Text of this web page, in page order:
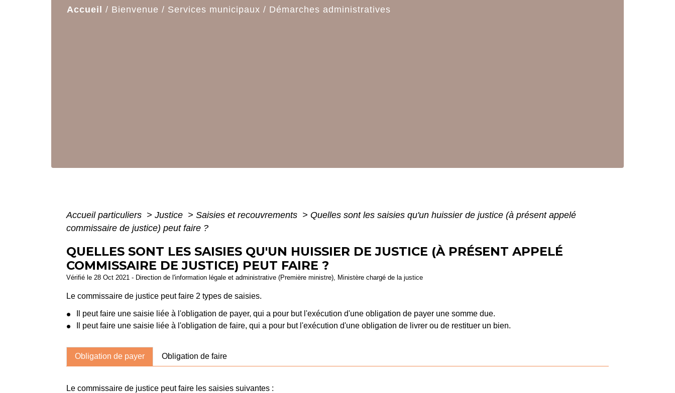
Accueil / Bienvenue / Services municipaux / Démarches administratives
Accueil particuliers > Justice > Saisies et recouvrements > Quelles sont les saisies qu'un huissier de justice (à présent appelé
commissaire de justice) peut faire ?
QUELLES SONT LES SAISIES QU'UN HUISSIER DE JUSTICE (À PRÉSENT APPELÉ
COMMISSAIRE DE JUSTICE) PEUT FAIRE ?
Vérifié le 28 Oct 2021 - Direction de l'information légale et administrative (Première ministre), Ministère chargé de la justice
Le commissaire de justice peut faire 2 types de saisies.
Il peut faire une saisie liée à l'obligation de payer, qui a pour but l'exécution d'une obligation de payer une somme due.
Il peut faire une saisie liée à l'obligation de faire, qui a pour but l'exécution d'une obligation de livrer ou de restituer un bien.
Obligation de payer Obligation de faire
Le commissaire de justice peut faire les saisies suivantes :